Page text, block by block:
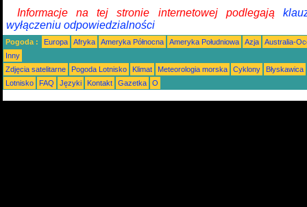
Informacje na tej stronie internetowej podlegają
wyłączeniu odpowiedzialności
Pogoda : Europa Afryka Ameryka Północna Ameryka Południowa Azja
Australia-
Inny
Zdjęcia satelitarne
Pogoda Lotnisko Klimat Meteorologia morska Cyklony
Błyskawica
Lotnisko
FAQ Języki Kontakt Gazetka O